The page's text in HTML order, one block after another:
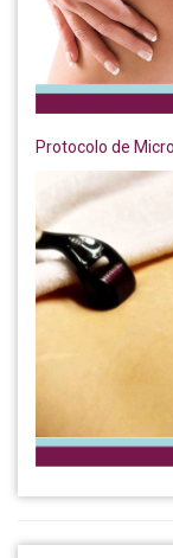
Protocolo de